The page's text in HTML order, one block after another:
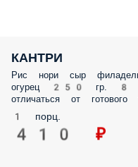
КАНТРИ
Рис нори сыр
огурец 250 гр. 8
отличаться от готового
1 порц.
410 ₽